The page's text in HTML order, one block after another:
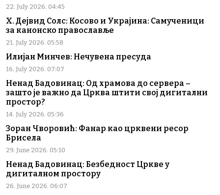
22. July 2026. 04:45
Х. Дејвид Солс: Косово и Украјина: Самученици
за канонско православље
21. July 2026. 05:58
Илијан Минчев: Нечувена пресуда
16. July 2026. 07:07
Ненад Бадовинац: Од храмова до сервера –
зашто је важно да Црква штити свој дигитални
простор?
14. July 2026. 05:36
Зоран Чворовић: Фанар као црквени ресор
Брисела
29. June 2026. 05:10
Ненад Бадовинац: Безбедност Цркве у
дигиталном простору
26. June 2026. 06:07